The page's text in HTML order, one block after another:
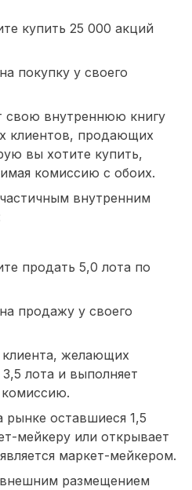
купить 25 000 акций
покупку у своего
свою внутреннюю книгу
клиентов, продающих
вы хотите купить,
комиссию с обоих.
внутренним
продать 5,0 лота по
продажу у своего
клиента, желающих
лота и выполняет
оставшиеся 1,5
мейкеру или открывает
маркет-мейкером.
размещением